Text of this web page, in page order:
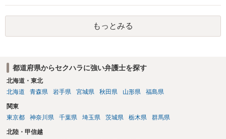
すが、まずは、資料一式をご持参いただき最寄りの法律事務所にご相
談するか、労働基準監督署に相談する等の対応をしていただくことが
もっとみる
都道府県からセクハラに強い弁護士を探す
北海道・東北
北海道
青森県 岩手県 宮城県 秋田県 山形県 福島県
関東
東京都
神奈川県 千葉県 埼玉県 茨城県 栃木県 群馬県
北陸・甲信越